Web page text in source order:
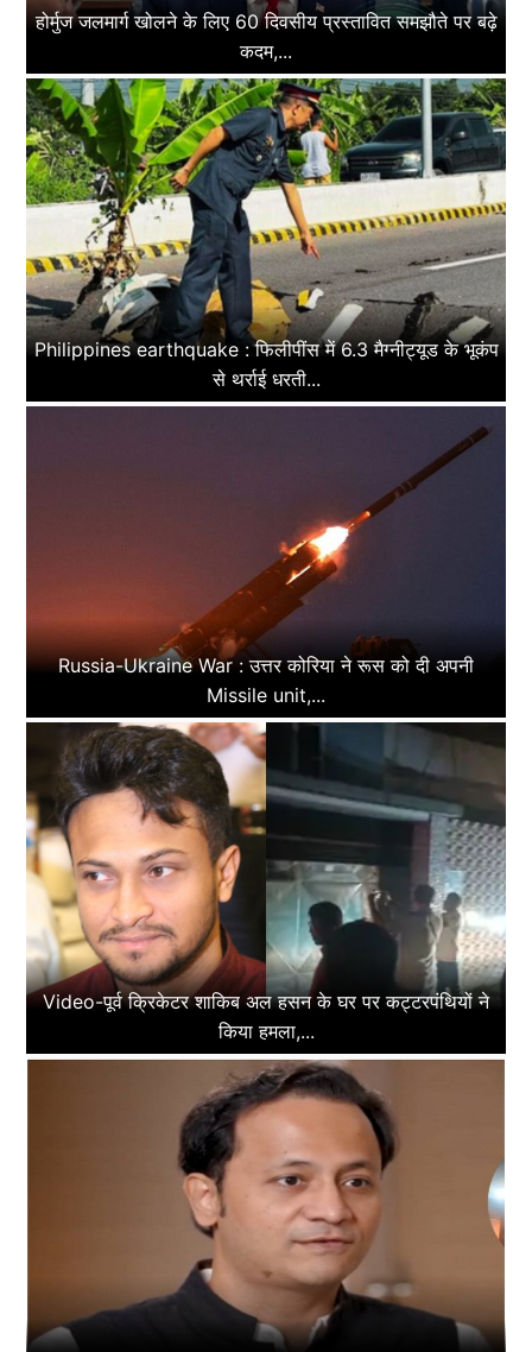
होर्मुज जलमार्ग खोलने के लिए 60 दिवसीय प्रस्तावित समझौते पर बढ़े
कदम,...
Philippines earthquake : फिलीपींस में 6.3 मैग्नीट्यूड के भूकंप
से थर्राई धरती...
Russia-Ukraine War : उत्तर कोरिया ने रूस को दी अपनी
Missile unit,...
Video-पूर्व क्रिकेटर शाकिब अल हसन के घर पर कट्टरपंथियों ने
किया हमला,...